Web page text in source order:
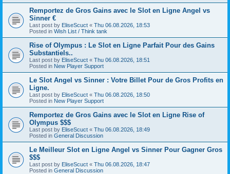
Remportez de Gros Gains avec le Slot en Ligne Angel vs
Sinner €
Last post by EliseScuct « Thu 06.08.2026, 18:53
Posted in Wish List / Think tank
Rise of Olympus : Le Slot en Ligne Parfait Pour des Gains
Substantiels..
Last post by EliseScuct « Thu 06.08.2026, 18:51
Posted in New Player Support
Le Slot Angel vs Sinner : Votre Billet Pour de Gros Profits en
Ligne.
Last post by EliseScuct « Thu 06.08.2026, 18:50
Posted in New Player Support
Remportez de Gros Gains avec le Slot en Ligne Rise of
Olympus $$$
Last post by EliseScuct « Thu 06.08.2026, 18:49
Posted in General Discussion
Le Meilleur Slot en Ligne Angel vs Sinner Pour Gagner Gros
$$$
Last post by EliseScuct « Thu 06.08.2026, 18:47
Posted in General Discussion